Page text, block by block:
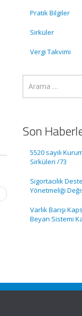
Pratik Bilgiler
Sirküler
Vergi Takvimi
Son
5520 sayılı
Sirküleri /73
Sigortacılık
Yönetmeliği
Varlık Barışı
Beyan Sistemi